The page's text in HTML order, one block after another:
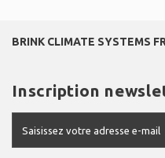
BRINK CLIMATE SYSTEMS
Inscription